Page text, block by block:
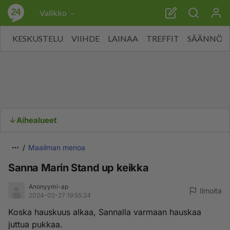
Valikko
KESKUSTELU VIIHDE LAINAA TREFFIT SÄÄNNÖT
Aihealueet
Maailman menoa
Sanna Marin Stand up keikka
Anonyymi-ap
2024-02-27 19:55:24
Ilmoita
Koska hauskuus alkaa, Sannalla varmaan hauskaa
juttua pukkaa.